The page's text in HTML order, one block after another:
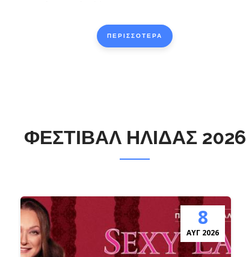
ΠΕΡΙΣΣΟΤΕΡΑ
ΦΕΣΤΙΒΑΛ ΗΛΙΔΑΣ 2026
8
ΑΎΓ 2026